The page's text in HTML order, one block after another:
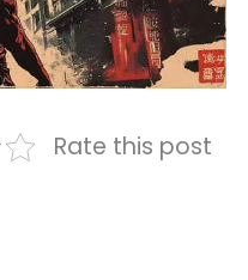
Rate this post